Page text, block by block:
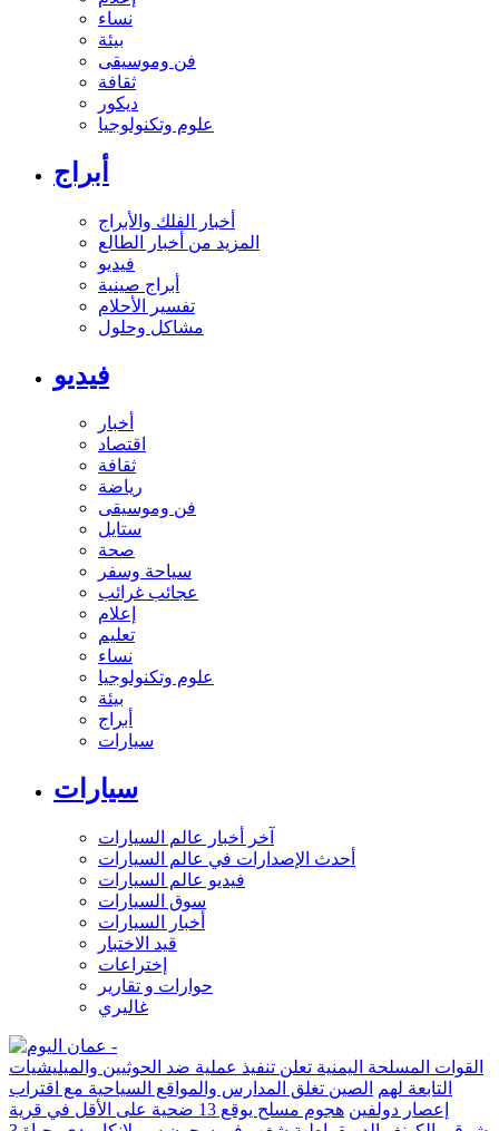
نساء
بيئة
فن وموسيقى
ثقافة
ديكور
علوم وتكنولوجيا
أبراج
أخبار الفلك والأبراج
المزيد من أخبار الطالع
فيديو
أبراج صينية
تفسير الأحلام
مشاكل وحلول
فيديو
أخبار
اقتصاد
ثقافة
رياضة
فن وموسيقى
ستايل
صحة
سياحة وسفر
عجائب غرائب
إعلام
تعليم
نساء
علوم وتكنولوجيا
بيئة
أبراج
سيارات
سيارات
آخر أخبار عالم السيارات
أحدث الإصدارات في عالم السيارات
فيديو عالم السيارات
سوق السيارات
أخبار السيارات
قيد الاختبار
إختراعات
حوارات و تقارير
غاليري
القوات المسلحة اليمنية تعلن تنفيذ عملية ضد الحوثيين والميليشيات
التابعة لهم
الصين تغلق المدارس والمواقع السياحية مع اقتراب
إعصار دولفين
هجوم مسلح يوقع 13 ضحية على الأقل في قرية